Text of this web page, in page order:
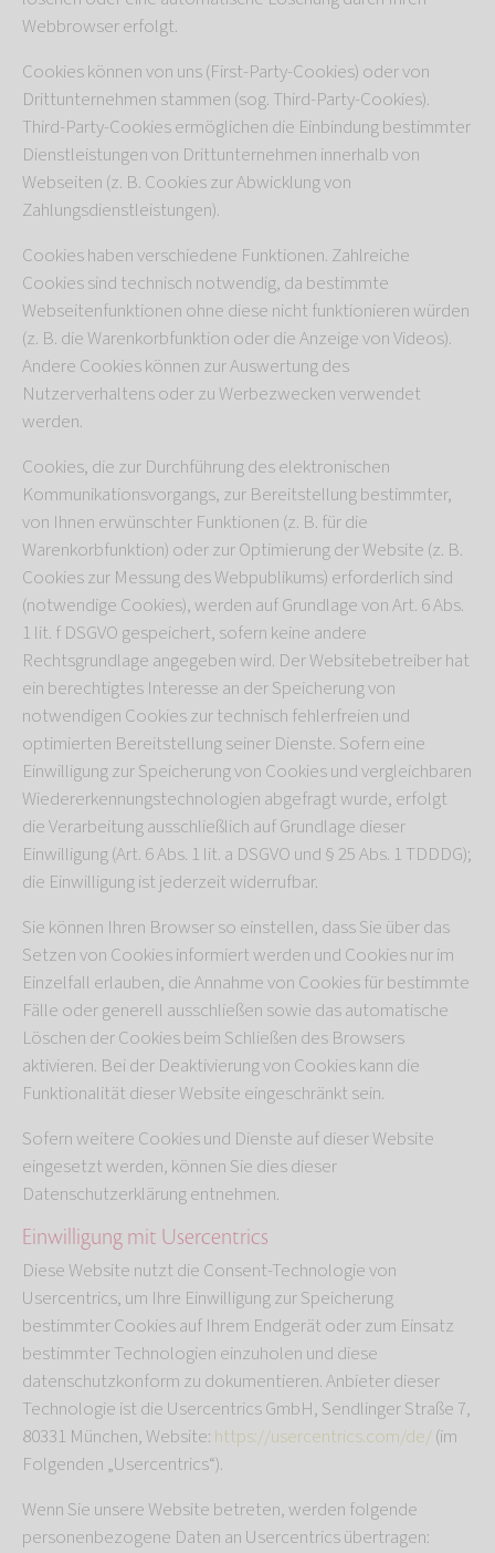
Webbrowser erfolgt.
Cookies können von uns (First-Party-Cookies) oder von
Drittunternehmen stammen (sog. Third-Party-Cookies).
Third-Party-Cookies ermöglichen die Einbindung bestimmter
Dienstleistungen von Drittunternehmen innerhalb von
Webseiten (z. B. Cookies zur Abwicklung von
Zahlungsdienstleistungen).
Cookies haben verschiedene Funktionen. Zahlreiche
Cookies sind technisch notwendig, da bestimmte
Webseitenfunktionen ohne diese nicht funktionieren würden
(z. B. die Warenkorbfunktion oder die Anzeige von Videos).
Andere Cookies können zur Auswertung des
Nutzerverhaltens oder zu Werbezwecken verwendet
werden.
Cookies, die zur Durchführung des elektronischen
Kommunikationsvorgangs, zur Bereitstellung bestimmter,
von Ihnen erwünschter Funktionen (z. B. für die
Warenkorbfunktion) oder zur Optimierung der Website (z. B.
Cookies zur Messung des Webpublikums) erforderlich sind
(notwendige Cookies), werden auf Grundlage von Art. 6 Abs.
1 lit. f DSGVO gespeichert, sofern keine andere
Rechtsgrundlage angegeben wird. Der Websitebetreiber hat
ein berechtigtes Interesse an der Speicherung von
notwendigen Cookies zur technisch fehlerfreien und
optimierten Bereitstellung seiner Dienste. Sofern eine
Einwilligung zur Speicherung von Cookies und vergleichbaren
Wiedererkennungstechnologien abgefragt wurde, erfolgt
die Verarbeitung ausschließlich auf Grundlage dieser
Einwilligung (Art. 6 Abs. 1 lit. a DSGVO und § 25 Abs. 1 TDDDG);
die Einwilligung ist jederzeit widerrufbar.
Sie können Ihren Browser so einstellen, dass Sie über das
Setzen von Cookies informiert werden und Cookies nur im
Einzelfall erlauben, die Annahme von Cookies für bestimmte
Fälle oder generell ausschließen sowie das automatische
Löschen der Cookies beim Schließen des Browsers
aktivieren. Bei der Deaktivierung von Cookies kann die
Funktionalität dieser Website eingeschränkt sein.
Sofern weitere Cookies und Dienste auf dieser Website
eingesetzt werden, können Sie dies dieser
Datenschutzerklärung entnehmen.
Einwilligung mit Usercentrics
Diese Website nutzt die Consent-Technologie von
Usercentrics, um Ihre Einwilligung zur Speicherung
bestimmter Cookies auf Ihrem Endgerät oder zum Einsatz
bestimmter Technologien einzuholen und diese
datenschutzkonform zu dokumentieren. Anbieter dieser
Technologie ist die Usercentrics GmbH, Sendlinger Straße 7,
80331 München, Website: https://usercentrics.com/de/(im
Folgenden „Usercentrics“).
Wenn Sie unsere Website betreten, werden folgende
personenbezogene Daten an Usercentrics übertragen: